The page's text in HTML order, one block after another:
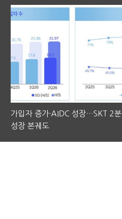
가입자 증가·AIDC 성장…SKT 2
성장 본궤도